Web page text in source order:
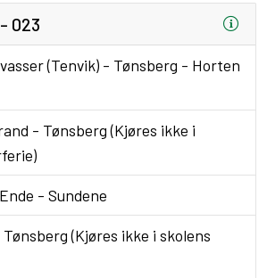
023
(Tenvik) - Tønsberg - Horten
- Tønsberg (Kjøres ikke i
- Sundene
(Kjøres ikke i skolens